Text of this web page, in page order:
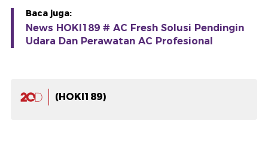
Baca juga:
News HOKI189 # AC Fresh Solusi Pendingin
Udara Dan Perawatan AC Profesional
(HOKI189)